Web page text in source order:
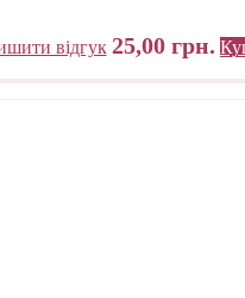
відгук 25,00 грн.